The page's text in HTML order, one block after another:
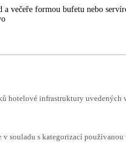
a večeře formou bufetu nebo
hotelové infrastruktury uvedených
souladu s kategorizací